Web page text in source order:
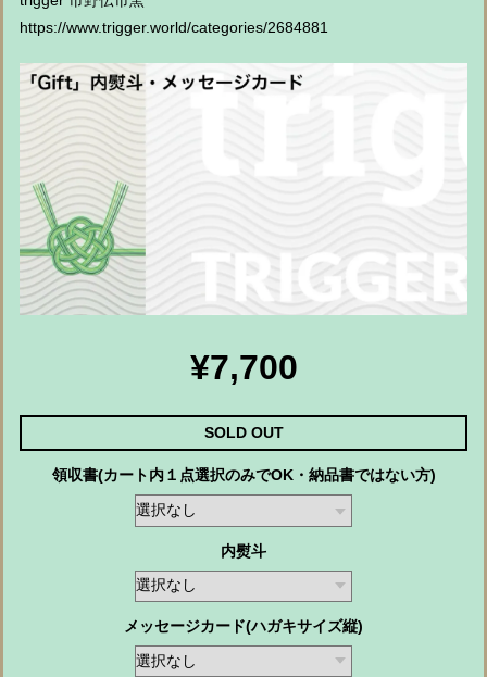
https://www.trigger.world/categories/2684881
¥7,700
SOLD OUT
領収書(カート内１点選択のみでOK・納品書ではない方)
内熨斗
メッセージカード(ハガキサイズ縦)